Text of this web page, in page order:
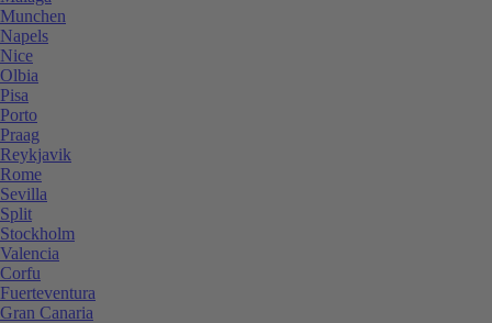
Munchen
Napels
Nice
Olbia
Pisa
Porto
Praag
Reykjavik
Rome
Sevilla
Split
Stockholm
Valencia
Corfu
Fuerteventura
Gran Canaria